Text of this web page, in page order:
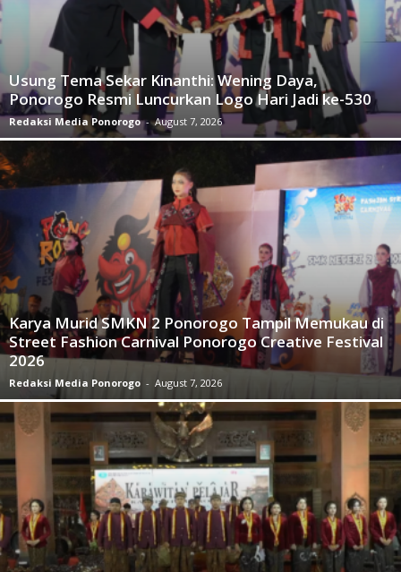
Usung Tema Sekar Kinanthi: Wening Daya,
Ponorogo Resmi Luncurkan Logo Hari Jadi ke-530
Redaksi Media Ponorogo - August 7, 2026
Karya Murid SMKN 2 Ponorogo Tampil Memukau di
Street Fashion Carnival Ponorogo Creative Festival
2026
Redaksi Media Ponorogo - August 7, 2026